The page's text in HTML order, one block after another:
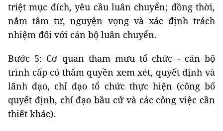
triệt mục đích, yêu cầu luân chuyển; đồng thời,
nắm tâm tư, nguyện vọng và xác định trách
nhiệm đối với cán bộ luân chuyển.
Bước 5: Cơ quan tham mưu tổ chức - cán bộ
trình cấp có thẩm quyền xem xét, quyết định và
lãnh đạo, chỉ đạo tổ chức thực hiện (công bố
quyết định, chỉ đạo bầu cử và các công việc cần
thiết khác).